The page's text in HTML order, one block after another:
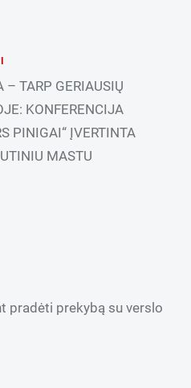
– TARP GERIAUSIŲ
KONFERENCIJA
PINIGAI“ ĮVERTINTA
MASTU
pradėti prekybą su verslo